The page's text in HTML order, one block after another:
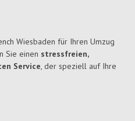
Wiesbaden für Ihren Umzug
Sie einen stressfreien,
Service, der speziell auf Ihre